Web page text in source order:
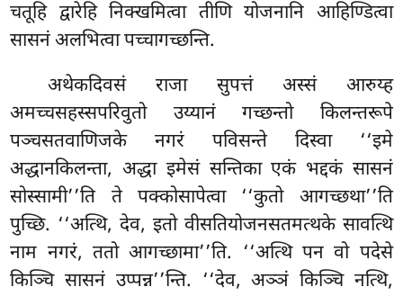
चतूहि द्वारेहि निक्खमित्वा तीणि योजनानि आहिण्डित्वा
सासनं अलभित्वा पच्चागच्छन्ति.
अथेकदिवसं राजा सुपत्तं अस्सं आरुय्ह
अमच्चसहस्सपरिवुतो उय्यानं गच्छन्तो किलन्तरूपे
पञ्चसतवाणिजके नगरं पविसन्ते दिस्वा ‘‘इमे
अद्धानकिलन्ता, अद्धा इमेसं सन्तिका एकं भद्दकं सासनं
सोस्सामी’’ति ते पक्कोसापेत्वा ‘‘कुतो आगच्छथा’’ति
पुच्छि. ‘‘अत्थि, देव, इतो वीसतियोजनसतमत्थके सावत्थि
नाम नगरं, ततो आगच्छामा’’ति. ‘‘अत्थि पन वो पदेसे
किञ्चि सासनं उप्पन्न’’न्ति. ‘‘देव, अञ्ञं किञ्चि नत्थि,